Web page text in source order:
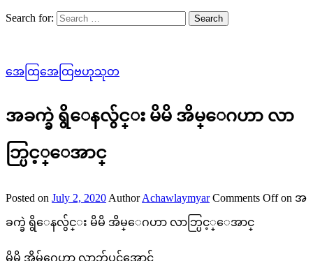
Search for:
အေထြအေထြဗဟုသုတ
အခက္ခဲ ရွိေနလွ်င္း မိမိ အိမ္ေဂဟာ လာ
ဘ္ပြင့္ေအာင္
Posted on July 2, 2020 Author Achawlaymyar Comments Offon အ
ခက္ခဲ ရွိေနလွ်င္း မိမိ အိမ္ေဂဟာ လာဘ္ပြင့္ေအာင္
မိမိ အိမ်ဂေဟာ လာဘ်ပွင့်အောင်